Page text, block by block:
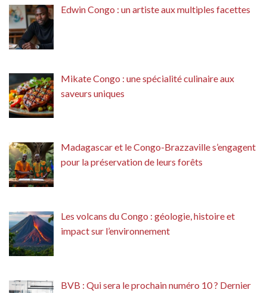
Edwin Congo : un artiste aux multiples facettes
Mikate Congo : une spécialité culinaire aux
saveurs uniques
Madagascar et le Congo-Brazzaville s’engagent
pour la préservation de leurs forêts
Les volcans du Congo : géologie, histoire et
impact sur l’environnement
BVB : Qui sera le prochain numéro 10 ? Dernier